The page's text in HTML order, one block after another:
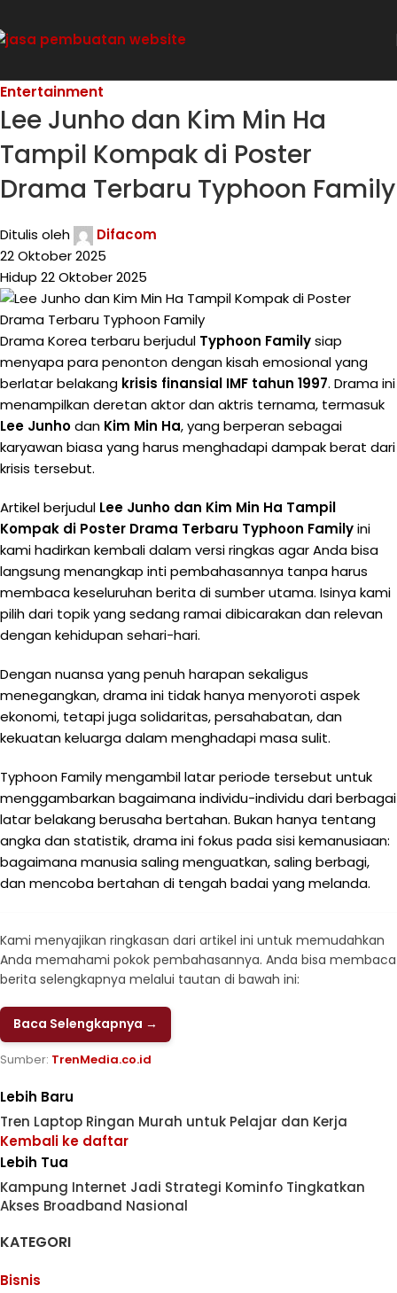
KATEGORI
Bisnis
Entertainment
Lee Junho dan Kim Min Ha
Tampil Kompak di Poster
Drama Terbaru Typhoon Family
Ditulis oleh
Difacom
22 Oktober 2025
Hidup 22 Oktober 2025
Drama Korea terbaru berjudul Typhoon Familysiap
menyapa para penonton dengan kisah emosional yang
berlatar belakang krisis finansial IMF tahun 1997. Drama ini
menampilkan deretan aktor dan aktris ternama, termasuk
Lee Junhodan Kim Min Ha, yang berperan sebagai
karyawan biasa yang harus menghadapi dampak berat dari
krisis tersebut.
Artikel berjudul Lee Junho dan Kim Min Ha Tampil
Kompak di Poster Drama Terbaru Typhoon Familyini
kami hadirkan kembali dalam versi ringkas agar Anda bisa
langsung menangkap inti pembahasannya tanpa harus
membaca keseluruhan berita di sumber utama. Isinya kami
pilih dari topik yang sedang ramai dibicarakan dan relevan
dengan kehidupan sehari-hari.
Dengan nuansa yang penuh harapan sekaligus
menegangkan, drama ini tidak hanya menyoroti aspek
ekonomi, tetapi juga solidaritas, persahabatan, dan
kekuatan keluarga dalam menghadapi masa sulit.
Typhoon Family mengambil latar periode tersebut untuk
menggambarkan bagaimana individu-individu dari berbagai
latar belakang berusaha bertahan. Bukan hanya tentang
angka dan statistik, drama ini fokus pada sisi kemanusiaan:
bagaimana manusia saling menguatkan, saling berbagi,
dan mencoba bertahan di tengah badai yang melanda.
Kami menyajikan ringkasan dari artikel ini untuk memudahkan
Anda memahami pokok pembahasannya. Anda bisa membaca
berita selengkapnya melalui tautan di bawah ini:
Baca Selengkapnya →
Sumber: TrenMedia.co.id
Lebih Baru
Tren Laptop Ringan Murah untuk Pelajar dan Kerja
Kembali ke daftar
Lebih Tua
Kampung Internet Jadi Strategi Kominfo Tingkatkan
Akses Broadband Nasional